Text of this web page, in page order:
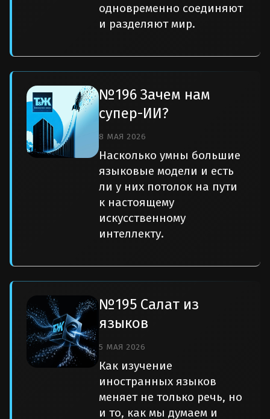
одновременно соединяют
и разделяют мир.
№196 Зачем нам
супер-ИИ?
8 МАЯ 2026
Насколько умны большие
языковые модели и есть
ли у них потолок на пути
к настоящему
искусственному
интеллекту.
№195 Салат из
языков
5 МАЯ 2026
Как изучение
иностранных языков
меняет не только речь, но
и то, как мы думаем и